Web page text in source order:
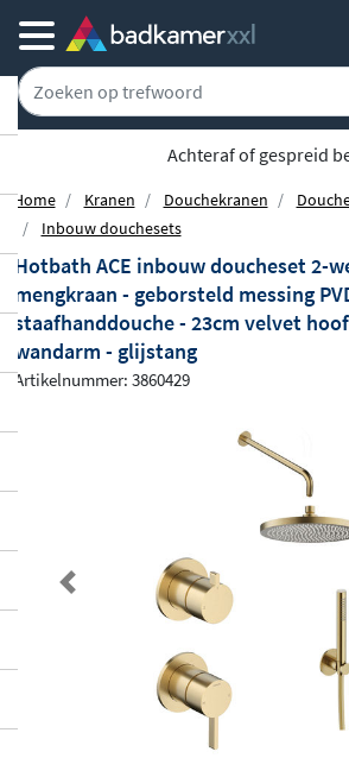
Achteraf of gespreid
Home Kranen Douchekranen
Inbouw douchesets
Hotbath ACE inbouw doucheset 2-
mengkraan - geborsteld messing
staafhanddouche - 23cm velvet
wandarm - glijstang
Artikelnummer: 3860429
Previous